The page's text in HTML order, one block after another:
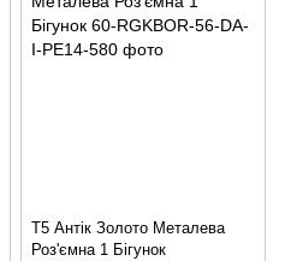
Т5 Антік Золото Металева
Роз'ємна 1 Бігунок